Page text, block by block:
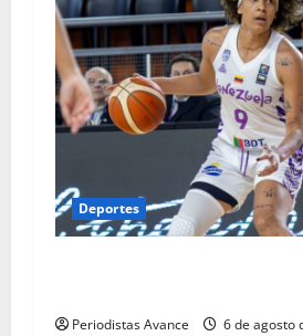
Deportes
Periodistas Avance 6 de agosto